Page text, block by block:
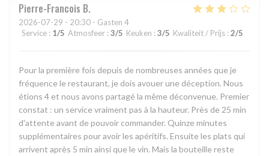
Pierre-Francois B
2026-07-29 - 20:30 - Gasten 4
Service : 1/5 Atmosfeer : 3/5 Keuken : 3/5 Kwaliteit / Prijs : 2/5
Pour la première fois depuis de nombreuses années que je
fréquence le restaurant, je dois avouer une déception. Nous
étions 4 et nous avons partagé la même déconvenue. Premier
constat : un service vraiment pas à la hauteur. Près de 25 min
d'attente avant de pouvoir commander. Quinze minutes
supplémentaires pour avoir les apéritifs. Ensuite les plats qui
arrivent après 5 min ainsi que le vin. Mais la bouteille reste